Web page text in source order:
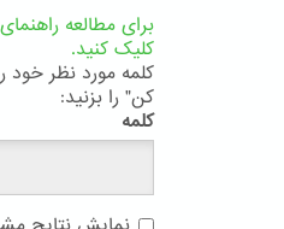
برای مطالعه
کلیک کنید.
کلمه مورد نظر خود
کن" را بزنید:
کلمه